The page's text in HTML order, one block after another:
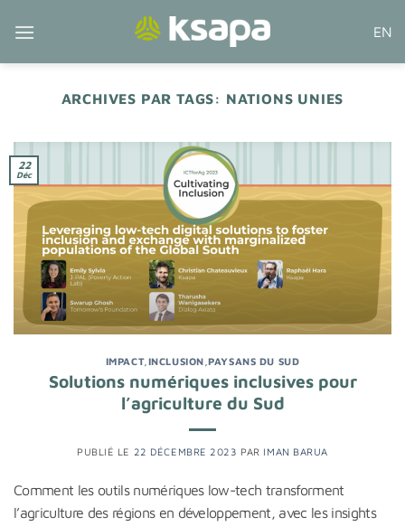
EN
ARCHIVES PAR TAGS: NATIONS UNIES
22
Déc
IMPACT, INCLUSION ,PAYSANS DU SUD
Solutions numériques inclusives pour
l’agriculture du Sud
PUBLIÉ LE 22 DÉCEMBRE 2023 PAR IMAN BARUA
Comment les outils numériques low-tech transforment
l’agriculture des régions en développement, avec les insights